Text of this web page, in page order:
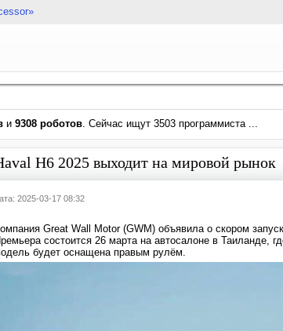
и 9308 роботов. Сейчас ищут 3503 программиста ...
H6 2025 выходит на мировой рынок
2025-03-17 08:32
Great Wall Motor (GWM) объявила о скором
состоится 26 марта на автосалоне в Таиланде,
будет оснащена правым рулём.